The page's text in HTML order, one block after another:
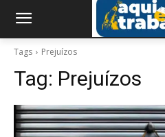
Tags Prejuízos
Tag: Prejuízos